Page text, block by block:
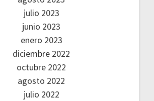
julio 2023
junio 2023
enero 2023
diciembre 2022
octubre 2022
agosto 2022
julio 2022